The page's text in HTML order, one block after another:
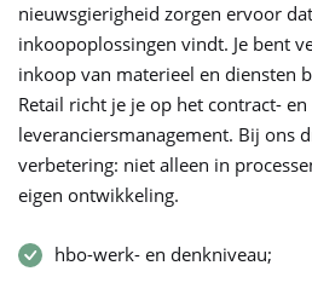
nieuwsgierigheid zorgen ervoor
inkoopoplossingen vindt. Je bent
inkoop van materieel en diensten
Retail richt je je op het contract- en
leveranciersmanagement. Bij ons
verbetering: niet alleen in
eigen ontwikkeling.
hbo-werk- en denkniveau;